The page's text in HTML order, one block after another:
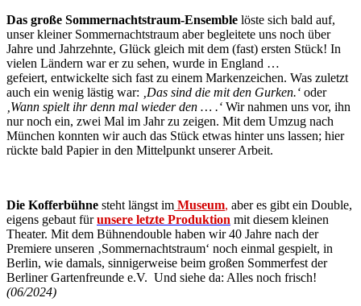
Das große Sommernachtstraum-Ensemble löste sich bald auf,
unser kleiner Sommernachtstraum aber begleitete uns noch über
Jahre und Jahrzehnte, Glück gleich mit dem (fast) ersten Stück! In
vielen Ländern war er zu sehen, wurde in England …
gefeiert, entwickelte sich fast zu einem Markenzeichen. Was zuletzt
auch ein wenig lästig war:
‚Das sind die mit den Gurken.‘ oder
‚Wann spielt ihr denn mal wieder den … .‘ Wir nahmen uns vor, ihn
nur noch ein, zwei Mal im Jahr zu zeigen. Mit dem Umzug nach
München konnten wir auch das Stück etwas hinter uns lassen; hier
rückte bald Papier in den Mittelpunkt unserer Arbeit.
Die Kofferbühne steht längst im Museum, aber es gibt ein Double,
eigens gebaut fürunsere letzte Produktion mit diesem kleinen
Theater. Mit dem Bühnendouble haben wir 40 Jahre nach der
Premiere unseren ‚Sommernachtstraum‘ noch einmal gespielt, in
Berlin, wie damals, sinnigerweise beim großen Sommerfest der
Berliner Gartenfreunde e.V. Und siehe da: Alles noch frisch!
(06/2024)